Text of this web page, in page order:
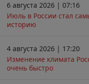
6 августа 2026 | 07:16
Июль в России стал
историю
4 августа 2026 | 17:20
Изменение климата
очень быстро